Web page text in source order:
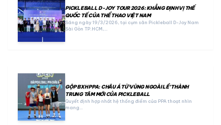
PICKLEBALL D-JOY TOUR 2026: KHẲNG ĐỊNH VỊ THẾ
QUỐC TẾ CỦA THỂ THAO VIỆT NAM
Sáng ngày 19/3/2026, tại cụm sân Pickleball D-Joy Nam
Sài Gòn TP.HCM,…
GỘP BXH PPA: CHÂU Á TỪ ‘VÙNG NGOÀI LỀ’ THÀNH
TRUNG TÂM MỚI CỦA PICKLEBALL
Quyết định hợp nhất hệ thống điểm của PPA thoạt nhìn
mang…